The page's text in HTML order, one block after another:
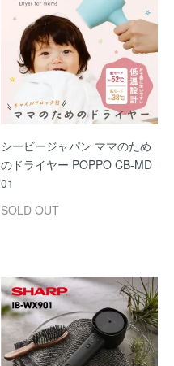
シービージャパン ママのため
のドライヤー POPPO CB-MD
01
SOLD OUT